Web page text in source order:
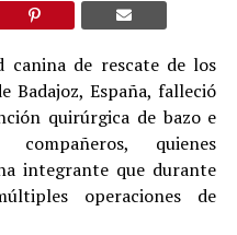
de rescate de los
Badajoz, España, falleció
quirúrgica de bazo e
quienes
integrante que durante
operaciones de